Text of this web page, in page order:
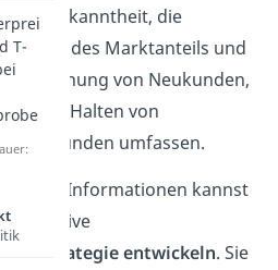
die
des Marktanteils und
Gewinnung von Neukunden,
das Halten von
umfassen.
diesen Informationen kannst
effektive
entwickeln. Sie
T-